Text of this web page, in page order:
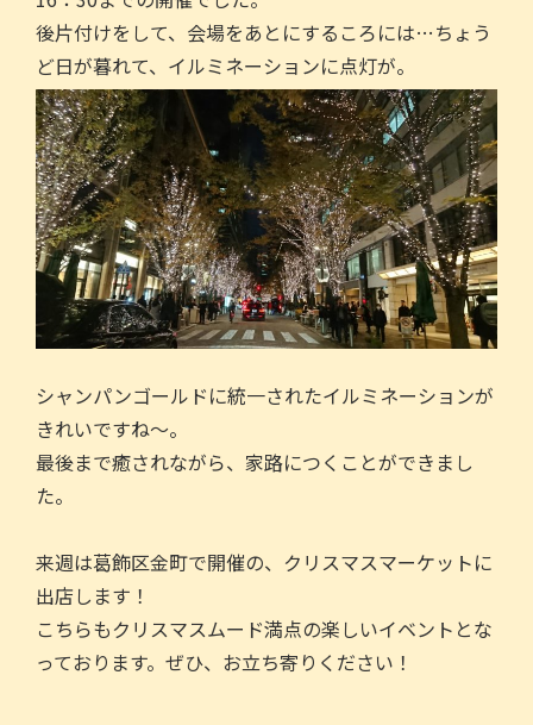
後片付けをして、会場をあとにするころには…ちょう
ど日が暮れて、イルミネーションに点灯が。
シャンパンゴールドに統一されたイルミネーションが
きれいですね～。
最後まで癒されながら、家路につくことができまし
た。
来週は葛飾区金町で開催の、クリスマスマーケットに
出店します！
こちらもクリスマスムード満点の楽しいイベントとな
っております。ぜひ、お立ち寄りください！